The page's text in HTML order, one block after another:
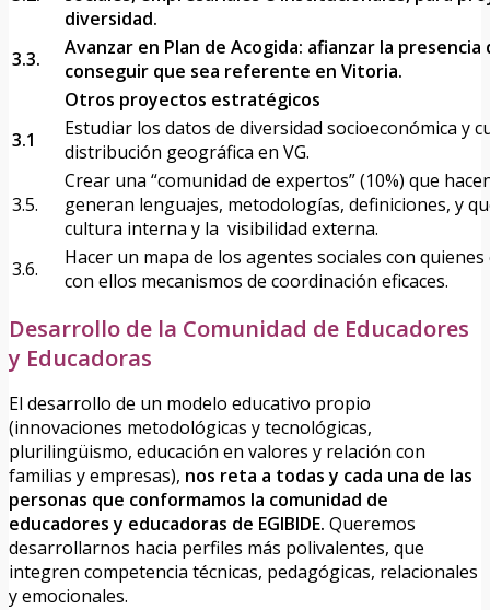
diversidad.
3.3.
Avanzar en Plan de Acogida: afianzar la presencia
conseguir que sea referente en Vitoria.
Otros proyectos estratégicos
3.1
Estudiar los datos de diversidad socioeconómica y
distribución geográfica en VG.
3.5.
Crear una “comunidad de expertos” (10%) que
generan lenguajes, metodologías, definiciones, y
cultura interna y la visibilidad externa.
3.6.
Hacer un mapa de los agentes sociales con
con ellos mecanismos de coordinación eficaces.
Desarrollo de la Comunidad de Educadores
y Educadoras
El desarrollo de un modelo educativo propio
(innovaciones metodológicas y tecnológicas,
plurilingüismo, educación en valores y relación con
familias y empresas), nos reta a todas y cada una de las
personas que conformamos la comunidad de
educadores y educadoras de EGIBIDE. Queremos
desarrollarnos hacia perfiles más polivalentes, que
integren competencia técnicas, pedagógicas, relacionales
y emocionales.